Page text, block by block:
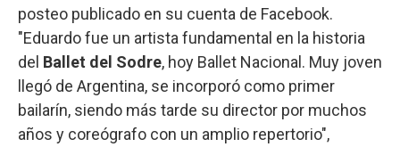
posteo publicado en su cuenta de Facebook.
"Eduardo fue un artista fundamental en la historia
del Ballet del Sodre, hoy Ballet Nacional. Muy joven
llegó de Argentina, se incorporó como primer
bailarín, siendo más tarde su director por muchos
años y coreógrafo con un amplio repertorio",